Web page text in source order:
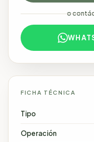
o
FICHA TÉCNICA
Tipo
Operación